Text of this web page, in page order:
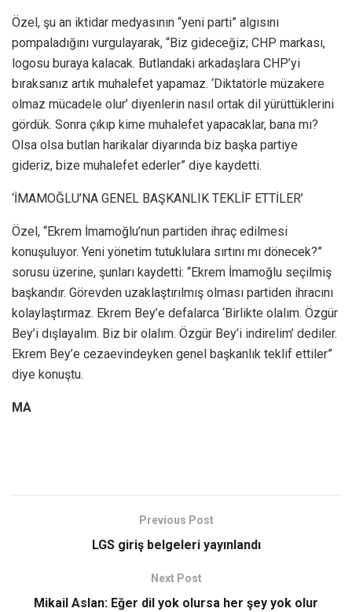
Özel, şu an iktidar medyasının “yeni parti” algısını
pompaladığını vurgulayarak, “Biz gideceğiz; CHP markası,
logosu buraya kalacak. Butlandaki arkadaşlara CHP’yi
bıraksanız artık muhalefet yapamaz. ‘Diktatörle müzakere
olmaz mücadele olur’ diyenlerin nasıl ortak dil yürüttüklerini
gördük. Sonra çıkıp kime muhalefet yapacaklar, bana mı?
Olsa olsa butlan harikalar diyarında biz başka partiye
gideriz, bize muhalefet ederler” diye kaydetti.
‘İMAMOĞLU’NA GENEL BAŞKANLIK TEKLİF ETTİLER’
Özel, “Ekrem İmamoğlu’nun partiden ihraç edilmesi
konuşuluyor. Yeni yönetim tutuklulara sırtını mı dönecek?”
sorusu üzerine, şunları kaydetti: “Ekrem İmamoğlu seçilmiş
başkandır. Görevden uzaklaştırılmış olması partiden ihracını
kolaylaştırmaz. Ekrem Bey’e defalarca ‘Birlikte olalım. Özgür
Bey’i dışlayalım. Biz bir olalım. Özgür Bey’i indirelim’ dediler.
Ekrem Bey’e cezaevindeyken genel başkanlık teklif ettiler”
diye konuştu.
MA
Previous Post
LGS giriş belgeleri yayınlandı
Next Post
Mikail Aslan: Eğer dil yok olursa her şey yok olur